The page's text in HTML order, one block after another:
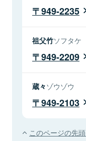
949-2235
祖父竹ソフタケ
949-2209
蔵々ゾウゾウ
949-2103
このページの先